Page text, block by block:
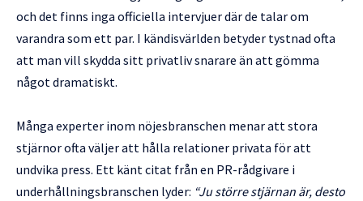
och det finns inga officiella intervjuer där de talar om
varandra som ett par. I kändisvärlden betyder tystnad ofta
att man vill skydda sitt privatliv snarare än att gömma
något dramatiskt.
Många experter inom nöjesbranschen menar att stora
stjärnor ofta väljer att hålla relationer privata för att
undvika press. Ett känt citat från en PR-rådgivare i
underhållningsbranschen lyder: “Ju större stjärnan är, desto